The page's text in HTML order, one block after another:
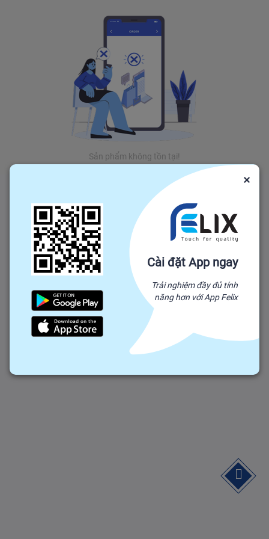
Sản phẩm không tồn tại!
×
Cài đặt App ngay
Trải nghiệm đầy đủ tính
năng hơn với App Felix